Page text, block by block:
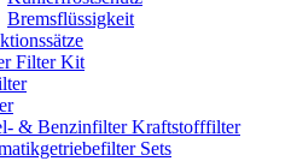
Bremsflüssigkeit
Filter Kit
& Benzinfilter Kraftstofffilter
Sets